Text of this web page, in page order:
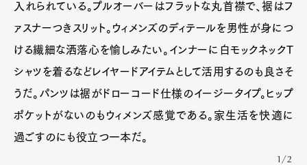
入れられている。プルオーバーはフラットな丸首襟で、裾はフ
ァスナーつきスリット。ウィメンズのディテールを男性が身につ
ける繊細な洒落心を愉しみたい。インナーに白モックネックT
シャツを着るなどレイヤードアイテムとして活用するのも良さそ
うだ。パンツは裾がドローコード仕様のイージータイプ。ヒップ
ポケットがないのもウィメンズ感覚である。家生活を快適に
過ごすのにも役立つ一本だ。
1/2